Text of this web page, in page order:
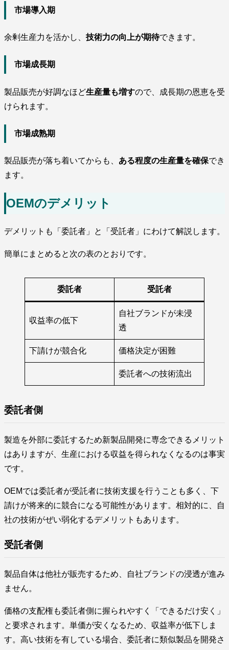
市場導入期
余剰生産力を活かし、 技術力の向上が期待できます。
市場成長期
製品販売が好調なほど生産量も増すので、成長期の恩恵を受
けられます。
市場成熟期
製品販売が落ち着いてからも、 ある程度の生産量を確保でき
ます。
OEMのデメリット
デメリットも「委託者」と「受託者」にわけて解説します。
簡単にまとめると次の表のとおりです。
委託者 受託者
収益率の低下
自社ブランドが未浸
透
下請けが競合化 価格決定が困難
委託者への技術流出
委託者側
製造を外部に委託するため新製品開発に専念できるメリット
はありますが、生産における収益を得られなくなるのは事実
です。
OEMでは委託者が受託者に技術支援を行うことも多く、下
請けが将来的に競合になる可能性があります。相対的に、自
社の技術がぜい弱化するデメリットもあります。
受託者側
製品自体は他社が販売するため、自社ブランドの浸透が進み
ません。
価格の支配権も委託者側に握られやすく「できるだけ安く」
と要求されます。単価が安くなるため、収益率が低下しま
す。高い技術を有している場合、委託者に類似製品を開発さ